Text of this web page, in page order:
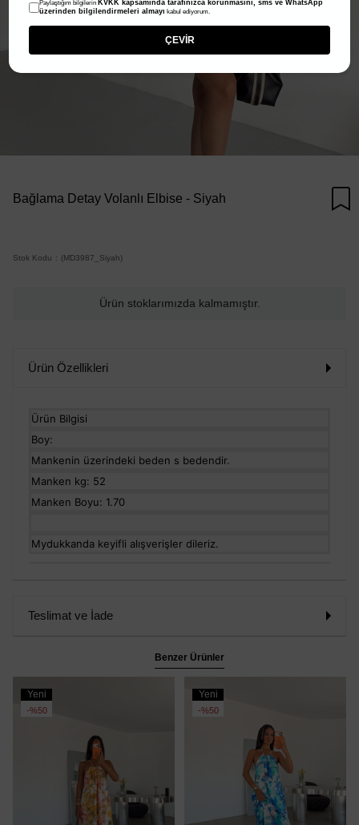
Bağlama Detay Volanlı Elbise - Siyah
Stok Kodu (MD3987_Siyah)
Ürün stoklarımızda kalmamıştır.
Ürün Özellikleri
Ürün Bilgisi
Boy:
Mankenin üzerindeki beden s bedendir.
Manken kg: 52
Manken Boyu: 1.70
Mydukkanda keyifli alışverişler dileriz.
Teslimat ve İade
Benzer Ürünler
Yeni
Ürün
%50
Yeni
Ürün
%50
Paylaştığım bilgilerin KVKK kapsamında tarafınızca korunmasını, sms ve WhatsApp
üzerinden bilgilendirmeleri almayı kabul ediyorum.
ÇEVİR